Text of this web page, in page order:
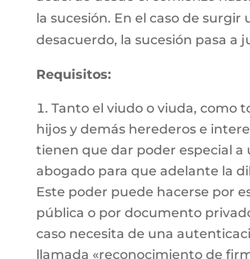
la sucesión. En el caso de surgir
desacuerdo, la sucesión pasa a
Requisitos:
Tanto el viudo o viuda, como
hijos y demás herederos e
tienen que dar poder especial a
abogado para que adelante la
Este poder puede hacerse por
pública o por documento
caso necesita de una
llamada «reconocimiento de